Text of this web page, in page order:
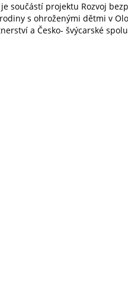
součástí projektu Rozvoj
s ohroženými dětmi v
a Česko- švýcarské